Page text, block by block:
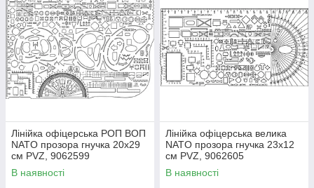
Лінійка офіцерська РОП ВОП
NATO прозора гнучка 20х29
см PVZ, 9062599
В наявності
Лінійка офіцерська велика
NATO прозора гнучка 23х12
см PVZ, 9062605
В наявності